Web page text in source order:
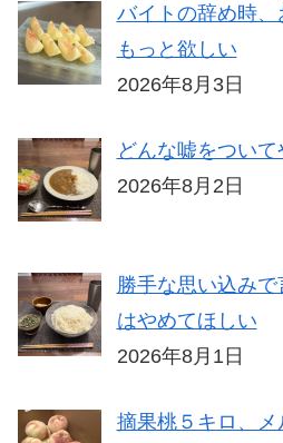
バイトの辞め時
もっと欲しい
2026年8月3日
どんな嘘をつい
2026年8月2日
勝手な思い込み
はやめてほしい
2026年8月1日
摘果桃５キロ、